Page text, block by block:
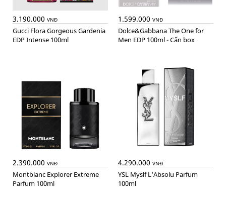
3.190.000 VNĐ
Gucci Flora Gorgeous Gardenia
EDP Intense 100ml
1.599.000 VNĐ
Dolce&Gabbana The One for
Men EDP 100ml - Cấn box
2.390.000 VNĐ
Montblanc Explorer Extreme
Parfum 100ml
4.290.000 VNĐ
YSL Myslf L'Absolu Parfum
100ml